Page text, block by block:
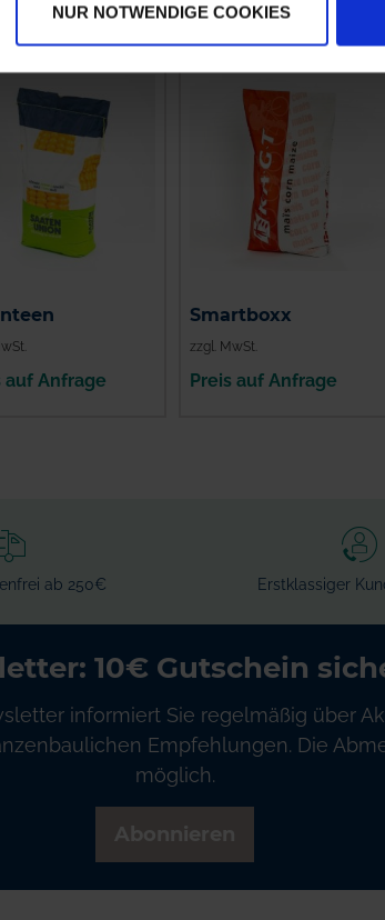
NUR NOTWENDIGE COOKIES
auf Anfrage
Smartboxx
zzgl. MwSt.
Preis auf Anfrage
ab 250€ Erstklassiger
10€ Gutschein
informiert Sie regelmäßig über
Empfehlungen. Die
möglich.